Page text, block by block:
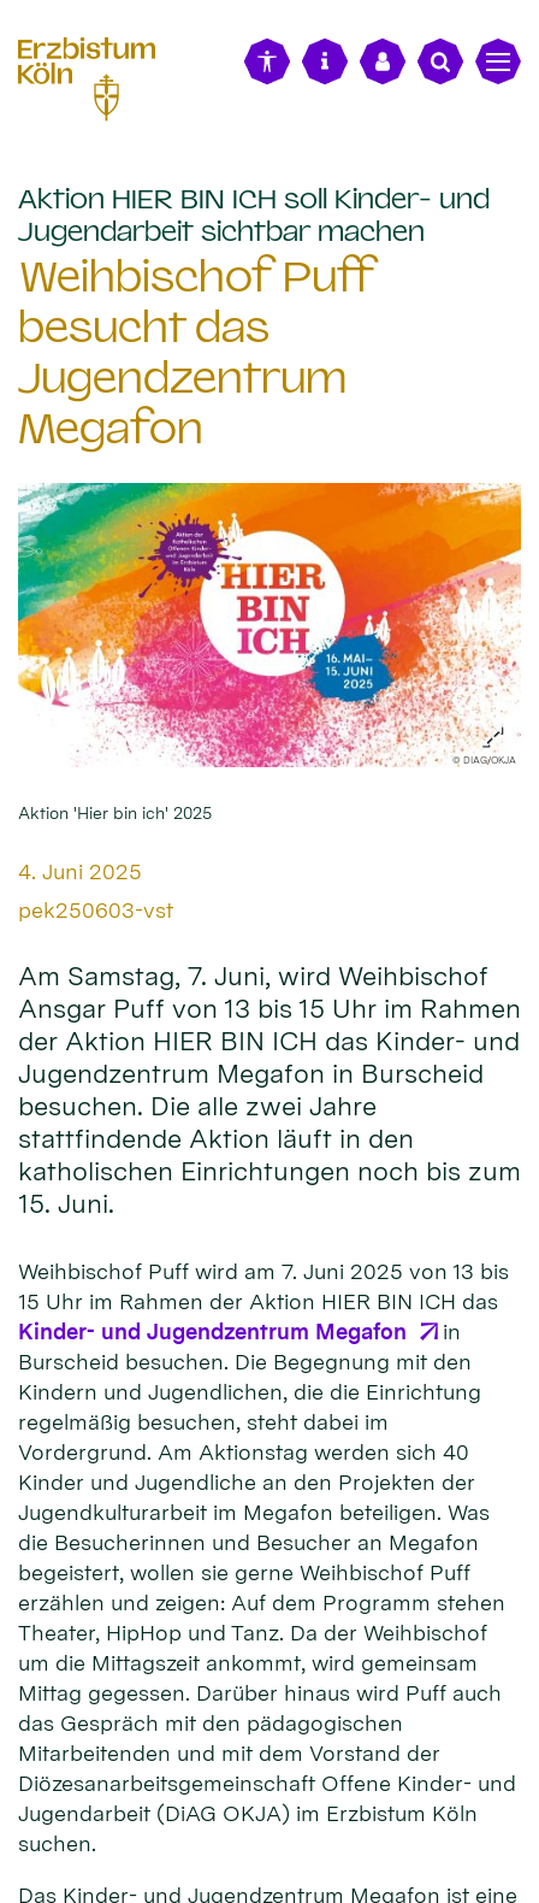
Aktion HIER BIN ICH soll Kinder- und
Jugendarbeit sichtbar machen
Weihbischof Puff
besucht das
Jugendzentrum
Megafon
© DIAG/OKJA
Aktion 'Hier bin ich' 2025
Datum:
4. Juni 2025
Von:
pek250603-vst
Am Samstag, 7. Juni, wird Weihbischof
Ansgar Puff von 13 bis 15 Uhr im Rahmen
der Aktion HIER BIN ICH das Kinder- und
Jugendzentrum Megafon in Burscheid
besuchen. Die alle zwei Jahre
stattfindende Aktion läuft in den
katholischen Einrichtungen noch bis zum
15. Juni.
Weihbischof Puff wird am 7. Juni 2025 von 13 bis
15 Uhr im Rahmen der Aktion HIER BIN ICH das
Kinder- und Jugendzentrum Megafon
in
Burscheid besuchen. Die Begegnung mit den
Kindern und Jugendlichen, die die Einrichtung
regelmäßig besuchen, steht dabei im
Vordergrund. Am Aktionstag werden sich 40
Kinder und Jugendliche an den Projekten der
Jugendkulturarbeit im Megafon beteiligen. Was
die Besucherinnen und Besucher an Megafon
begeistert, wollen sie gerne Weihbischof Puff
erzählen und zeigen: Auf dem Programm stehen
Theater, HipHop und Tanz. Da der Weihbischof
um die Mittagszeit ankommt, wird gemeinsam
Mittag gegessen. Darüber hinaus wird Puff auch
das Gespräch mit den pädagogischen
Mitarbeitenden und mit dem Vorstand der
Diözesanarbeitsgemeinschaft Offene Kinder- und
Jugendarbeit (DiAG OKJA) im Erzbistum Köln
suchen.
Das Kinder- und Jugendzentrum Megafon ist eine